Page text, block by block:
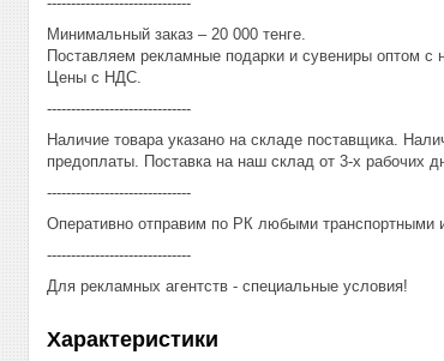
Минимальный заказ – 20 000 тенге.
Поставляем рекламные подарки и сувениры оптом с
Цены с НДС.
------------------------------
Наличие товара указано на складе поставщика.
предоплаты. Поставка на наш склад от 3-x рабочих
------------------------------
Оперативно отправим по РК любыми транспортными
------------------------------
Для рекламных агентств - специальные условия!
Характеристики